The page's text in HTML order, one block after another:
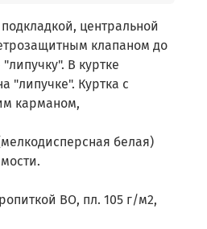
центральной
клапаном до
В куртке
"липучке". Куртка с
карманом,
белая)
ВО, пл. 105 г/м2,